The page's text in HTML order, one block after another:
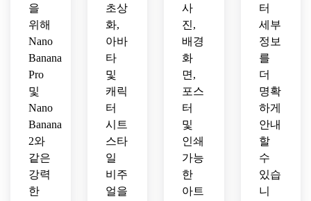
을
위해
Nano
Banana
Pro
및
Nano
Banana
2와
같은
강력
한
초상
화,
아바
타
및
캐릭
터
시트
스타
일
비주
얼을
사
진,
배경
화
면,
포스
터
및
인쇄
가능
한
아트
터
세부
정보
를
더
명확
하게
안내
할
수
있습
니